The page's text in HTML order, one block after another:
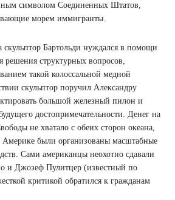
символом Соединенных Штатов,
морем иммигранты.
скульптор Бартольди нуждался в помощи
решения структурных вопросов,
такой колоссальной медной
скульптор поручил Александру
большой железный пилон и
достопримечательности. Денег на
не хватало с обеих сторон океана,
были организованы масштабные
Сами американцы неохотно сдавали
и Джозеф Пулитцер (известный по
критикой обратился к гражданам